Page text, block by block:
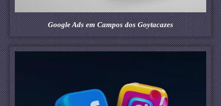
Google Ads em Campos dos Goytacazes